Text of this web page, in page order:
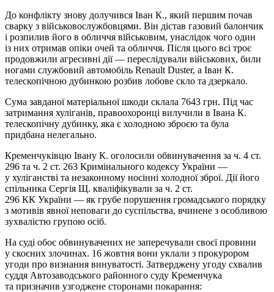
До конфлікту знову долучився Іван К., який першим почав
сварку з військовослужбовцями. Він дістав газовий балончик
і розпилив його в обличчя військовим, унаслідок чого один
із них отримав опіки очей та обличчя. Після цього всі троє
продовжили агресивні дії — переслідували військових, били
ногами службовий автомобіль Renault Duster, а Іван К.
телескопічною дубинкою розбив лобове скло та дзеркало.
Сума завданої матеріальної шкоди склала 7643 грн. Під час
затримання хуліганів, правоохоронці вилучили в Івана К.
телескопічну дубинку, яка є холодною зброєю та була
придбана нелегально.
Кременчуківцю Івану К. оголосили обвинувачення за ч. 4 ст.
296 та ч. 2 ст. 263 Кримінального кодексу України —
у хуліганстві та незаконному носінні холодної зброї. Дії його
спільника Сергія Щ. кваліфікували за ч. 2 ст.
296 КК України — як грубе порушення громадського порядку
з мотивів явної неповаги до суспільства, вчинене з особливою
зухвалістю групою осіб.
На суді обоє обвинувачених не заперечували своєї провини
у скоєних злочинах. 16 жовтня вони уклали з прокурором
угоди про визнання винуватості. Затверджену угоду схвалив
суддя Автозаводського районного суду Кременчука
та призначив узгоджене сторонами покарання: